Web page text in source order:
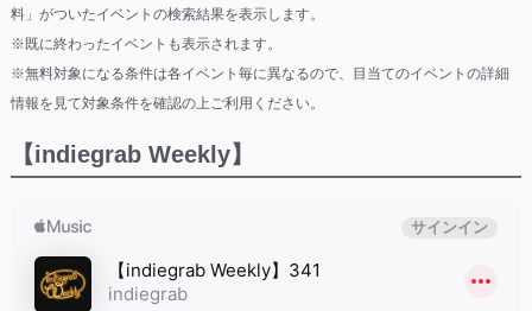
料」がついたイベントの検索結果を表示します。
※既に終わったイベントも表示されます。
※無料対象になる条件は各イベント毎に異なるので、目当てのイベントの詳細
情報を見て対象条件を確認の上ご利用ください。
【indiegrab Weekly】